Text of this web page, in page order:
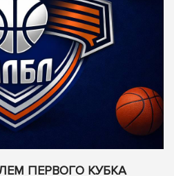
ПЕРВОГО КУБКА